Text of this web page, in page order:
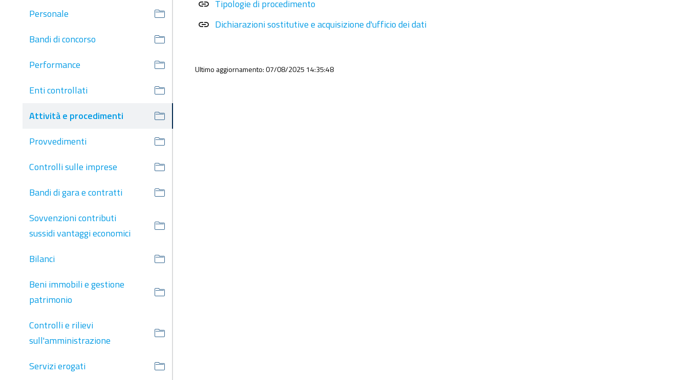
Personale
Bandi di concorso
Performance
Enti controllati
Attività e procedimenti
Provvedimenti
Controlli sulle imprese
Bandi di gara e contratti
Sovvenzioni contributi
sussidi vantaggi economici
Bilanci
Beni immobili e gestione
patrimonio
Controlli e rilievi
sull'amministrazione
Servizi erogati
link Tipologie di procedimento
link Dichiarazioni sostitutive e acquisizione d'ufficio dei dati
Ultimo aggiornamento: 07/08/2025 14:35:48